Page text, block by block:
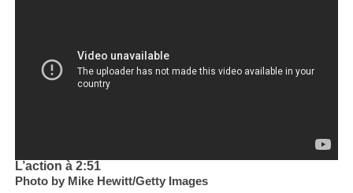
L’action à 2:51
Photo by Mike Hewitt/Getty Images